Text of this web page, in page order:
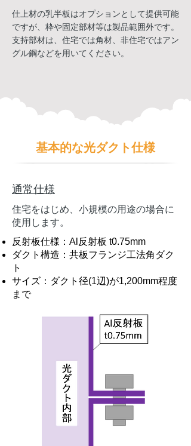
仕上材の乳半板はオプションとして提供可能
ですが、枠や固定部材等は製品範囲外です。
​支持部材は、住宅では角材、非住宅ではアン
グル鋼などを用いてください。
基本的な光ダクト仕様
通常仕様
住宅をはじめ、小規模の用途の場合に
使用します。
反射板仕様：Al反射板 t0.75mm
ダクト構造：共板フランジ工法角ダク
ト
​サイズ：ダクト径(1辺)が1,200mm程度
まで​​